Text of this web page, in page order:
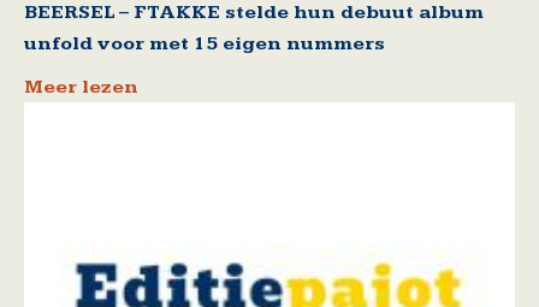
BEERSEL – FTAKKE stelde hun debuut album
unfold voor met 15 eigen nummers
Meer lezen